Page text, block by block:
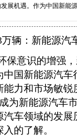
展机遇。作为中国新能
辆：新能源汽
保意识的增强
国新能源汽车
力和市场敏锐
为新能源汽车
车领域的发展
的了解。